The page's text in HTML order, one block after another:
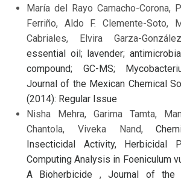
María del Rayo Camacho-Corona,
Ferriño, Aldo F. Clemente-Soto,
Cabriales, Elvira Garza-
essential oil; lavender;
compound; GC-MS;
Journal of the Mexican Chemical
(2014): Regular Issue
Nisha Mehra, Garima Tamta,
Chantola, Viveka Nand,
Insecticidal Activity, Herbicidal
Computing Analysis in Foeniculum
A Bioherbicide ,Journal of the